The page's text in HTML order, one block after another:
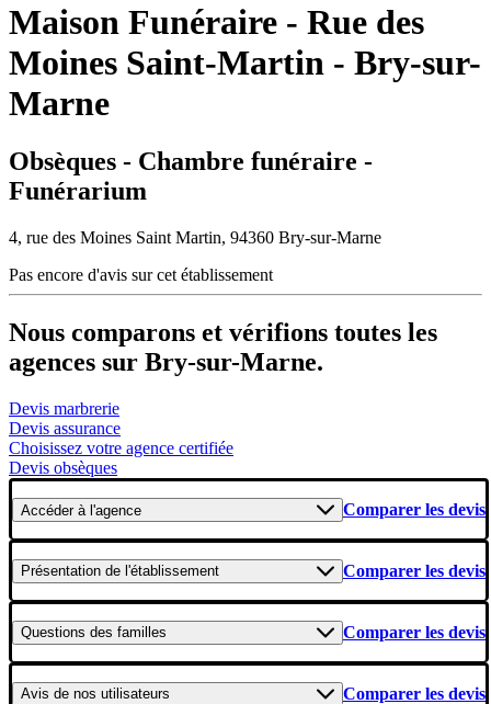
Maison Funéraire - Rue des
Moines Saint-Martin - Bry-sur-
Marne
Obsèques - Chambre funéraire -
Funérarium
4, rue des Moines Saint Martin, 94360 Bry-sur-Marne
Pas encore d'avis sur cet établissement
Nous comparons et vérifions toutes les
agences sur Bry-sur-Marne.
Devis marbrerie
Devis assurance
Choisissez votre agence certifiée
Devis obsèques
Accéderà l'agence Comparer les devis
Présentation de l'établissement Comparer les devis
Questions des familles Comparer les devis
Avis de nos utilisateurs Comparer les devis